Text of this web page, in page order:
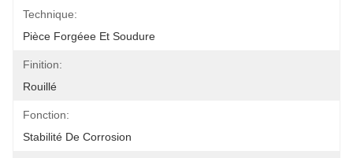
Technique:
Pièce Forgéee Et Soudure
Finition:
Rouillé
Fonction:
Stabilité De Corrosion